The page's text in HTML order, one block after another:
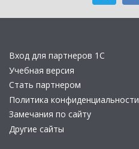
Вход для партнеров 1С
Учебная версия
Стать партнером
Политика конфиденциальности
Замечания по сайту
Другие сайты